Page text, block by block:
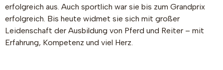
erfolgreich aus. Auch sportlich war sie bis zum Grandprix
erfolgreich. Bis heute widmet sie sich mit großer
Leidenschaft der Ausbildung von Pferd und Reiter – mit
Erfahrung, Kompetenz und viel Herz.